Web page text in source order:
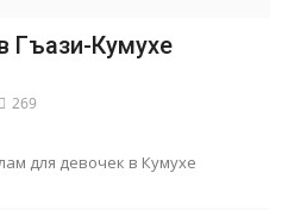
Гъази-Кумухе
269
для девочек в Кумухе